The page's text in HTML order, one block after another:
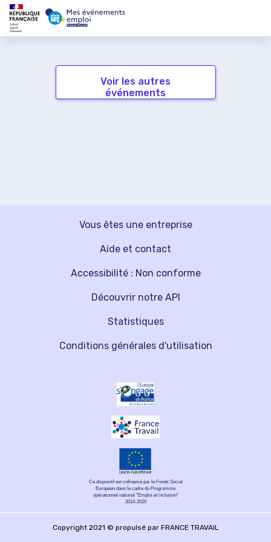
Voir les autres
événements
Vous êtes une entreprise
Découvrir notre API
Aide et contact
Statistiques
Accessibilité : Non conforme
Conditions générales d'utilisation
Ce dispositif est cofinancé par le Fonds Social
Européen dans le cadre du Programme
opérationnel national "Emploi et inclusion"
2014-2020
Copyright 2021 © propulsé par FRANCE TRAVAIL